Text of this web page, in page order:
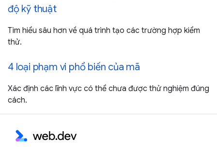
độ kỹ thuật
Tìm hiểu sâu hơn về quá trình tạo các trường hợp kiểm
thử.
4 loại phạm vi phổ biến của mã
Xác định các lĩnh vực có thể chưa được thử nghiệm đúng
cách.